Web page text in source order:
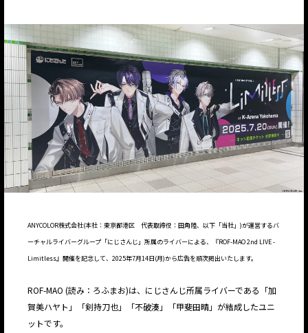
ANYCOLOR株式会社(本社：東京都港区 代表取締役：田角陸、以下「当社」)が運営するバ
ーチャルライバーグループ「にじさんじ」所属のライバーによる、『ROF-MAO 2nd LIVE -
Limitless』開催を記念して、2025年7月14日(月)から広告を順次掲出いたします。
ROF-MAO (読み：ろふまお)は、にじさんじ所属ライバーである「加
賀美ハヤト」「剣持刀也」「不破湊」「甲斐田晴」が結成したユニ
ットです。